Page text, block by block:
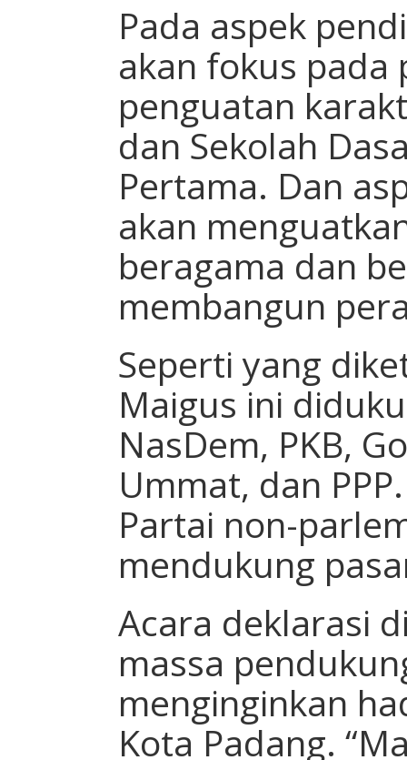
Pada aspek
akan fokus pada
penguatan
dan Sekolah
Pertama. Dan
akan
beragama dan
membangun
Seperti yang
Maigus ini
NasDem, PKB,
Ummat, dan
Partai non-
mendukung
Acara deklarasi
massa
menginginkan
Kota Padang.